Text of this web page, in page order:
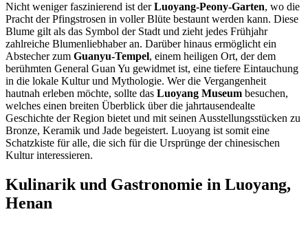
Nicht weniger faszinierend ist derLuoyang-Peony-Garten, wo die
Pracht der Pfingstrosen in voller Blüte bestaunt werden kann. Diese
Blume gilt als das Symbol der Stadt und zieht jedes Frühjahr
zahlreiche Blumenliebhaber an. Darüber hinaus ermöglicht ein
Abstecher zum Guanyu-Tempel, einem heiligen Ort, der dem
berühmten General Guan Yu gewidmet ist, eine tiefere Eintauchung
in die lokale Kultur und Mythologie. Wer die Vergangenheit
hautnah erleben möchte, sollte das Luoyang Museum besuchen,
welches einen breiten Überblick über die jahrtausendealte
Geschichte der Region bietet und mit seinen Ausstellungsstücken zu
Bronze, Keramik und Jade begeistert. Luoyang ist somit eine
Schatzkiste für alle, die sich für die Ursprünge der chinesischen
Kultur interessieren.
Kulinarik und Gastronomie in Luoyang,
Henan